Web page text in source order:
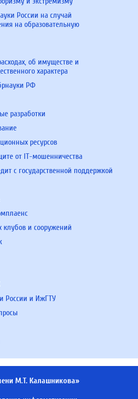
России на случай
на образовательную
об имуществе и
характера
РФ
разработки
ресурсов
от IT-мошенничества
с государственной поддержкой
клубов и сооружений
России и ИжГТУ
М.Т. Калашникова»